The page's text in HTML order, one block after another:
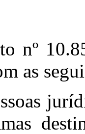
nº
as